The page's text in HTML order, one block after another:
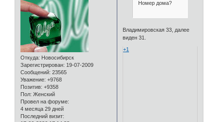
Откуда: Новосибирск
Зарегистрирован: 19-07-2009
Сообщений: 23565
Уважение: +9768
Позитив: +9358
Пол: Женский
Провел на форуме:
4 месяца 29 дней
Последний визит:
Номер дома?
Владимировская 33, далее
виден 31.
+1